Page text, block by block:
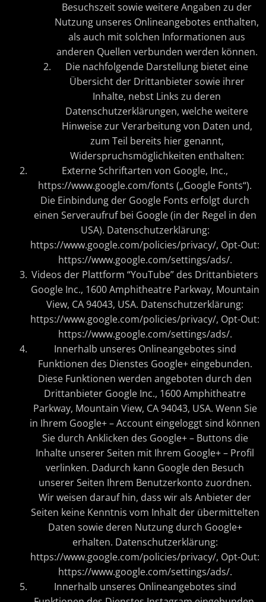
Besuchszeit sowie weitere Angaben zu der
Nutzung unseres Onlineangebotes enthalten,
als auch mit solchen Informationen aus
anderen Quellen verbunden werden können.
Die nachfolgende Darstellung bietet eine
Übersicht der Drittanbieter sowie ihrer
Inhalte, nebst Links zu deren
Datenschutzerklärungen, welche weitere
Hinweise zur Verarbeitung von Daten und,
zum Teil bereits hier genannt,
Widerspruchsmöglichkeiten enthalten:
Externe Schriftarten von Google, Inc.,
https://www.google.com/fonts („Google Fonts“).
Die Einbindung der Google Fonts erfolgt durch
einen Serveraufruf bei Google (in der Regel in den
USA). Datenschutzerklärung:
https://www.google.com/policies/privacy/, Opt-Out:
https://www.google.com/settings/ads/.
Videos der Plattform “YouTube” des Drittanbieters
Google Inc., 1600 Amphitheatre Parkway, Mountain
View, CA 94043, USA. Datenschutzerklärung:
https://www.google.com/policies/privacy/, Opt-Out:
https://www.google.com/settings/ads/.
Innerhalb unseres Onlineangebotes sind
Funktionen des Dienstes Google+ eingebunden.
Diese Funktionen werden angeboten durch den
Drittanbieter Google Inc., 1600 Amphitheatre
Parkway, Mountain View, CA 94043, USA. Wenn Sie
in Ihrem Google+ – Account eingeloggt sind können
Sie durch Anklicken des Google+ – Buttons die
Inhalte unserer Seiten mit Ihrem Google+ – Profil
verlinken. Dadurch kann Google den Besuch
unserer Seiten Ihrem Benutzerkonto zuordnen.
Wir weisen darauf hin, dass wir als Anbieter der
Seiten keine Kenntnis vom Inhalt der übermittelten
Daten sowie deren Nutzung durch Google+
erhalten. Datenschutzerklärung:
https://www.google.com/policies/privacy/, Opt-Out:
https://www.google.com/settings/ads/.
Innerhalb unseres Onlineangebotes sind